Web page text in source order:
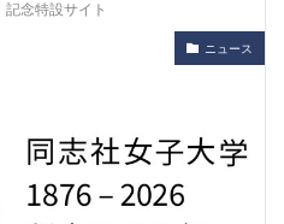
記念特設サイト
ニュース